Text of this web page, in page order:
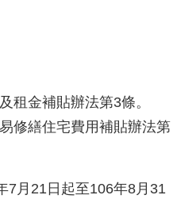
租金補貼辦法第3條。
修繕住宅費用補貼辦法第
7月21日起至106年8月31